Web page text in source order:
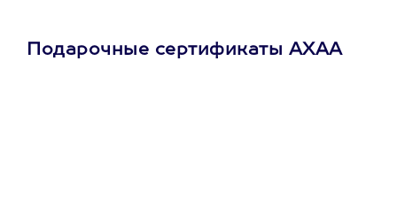
Подарочные сертификаты АХАА